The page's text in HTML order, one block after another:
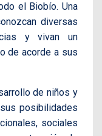
el Biobío. Una
diversas
y vivan un
de acorde a sus
de niños y
posibilidades
sociales